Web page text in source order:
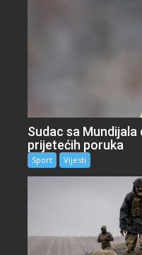
Sudac sa
prijetećih poruka
Sport Vijesti